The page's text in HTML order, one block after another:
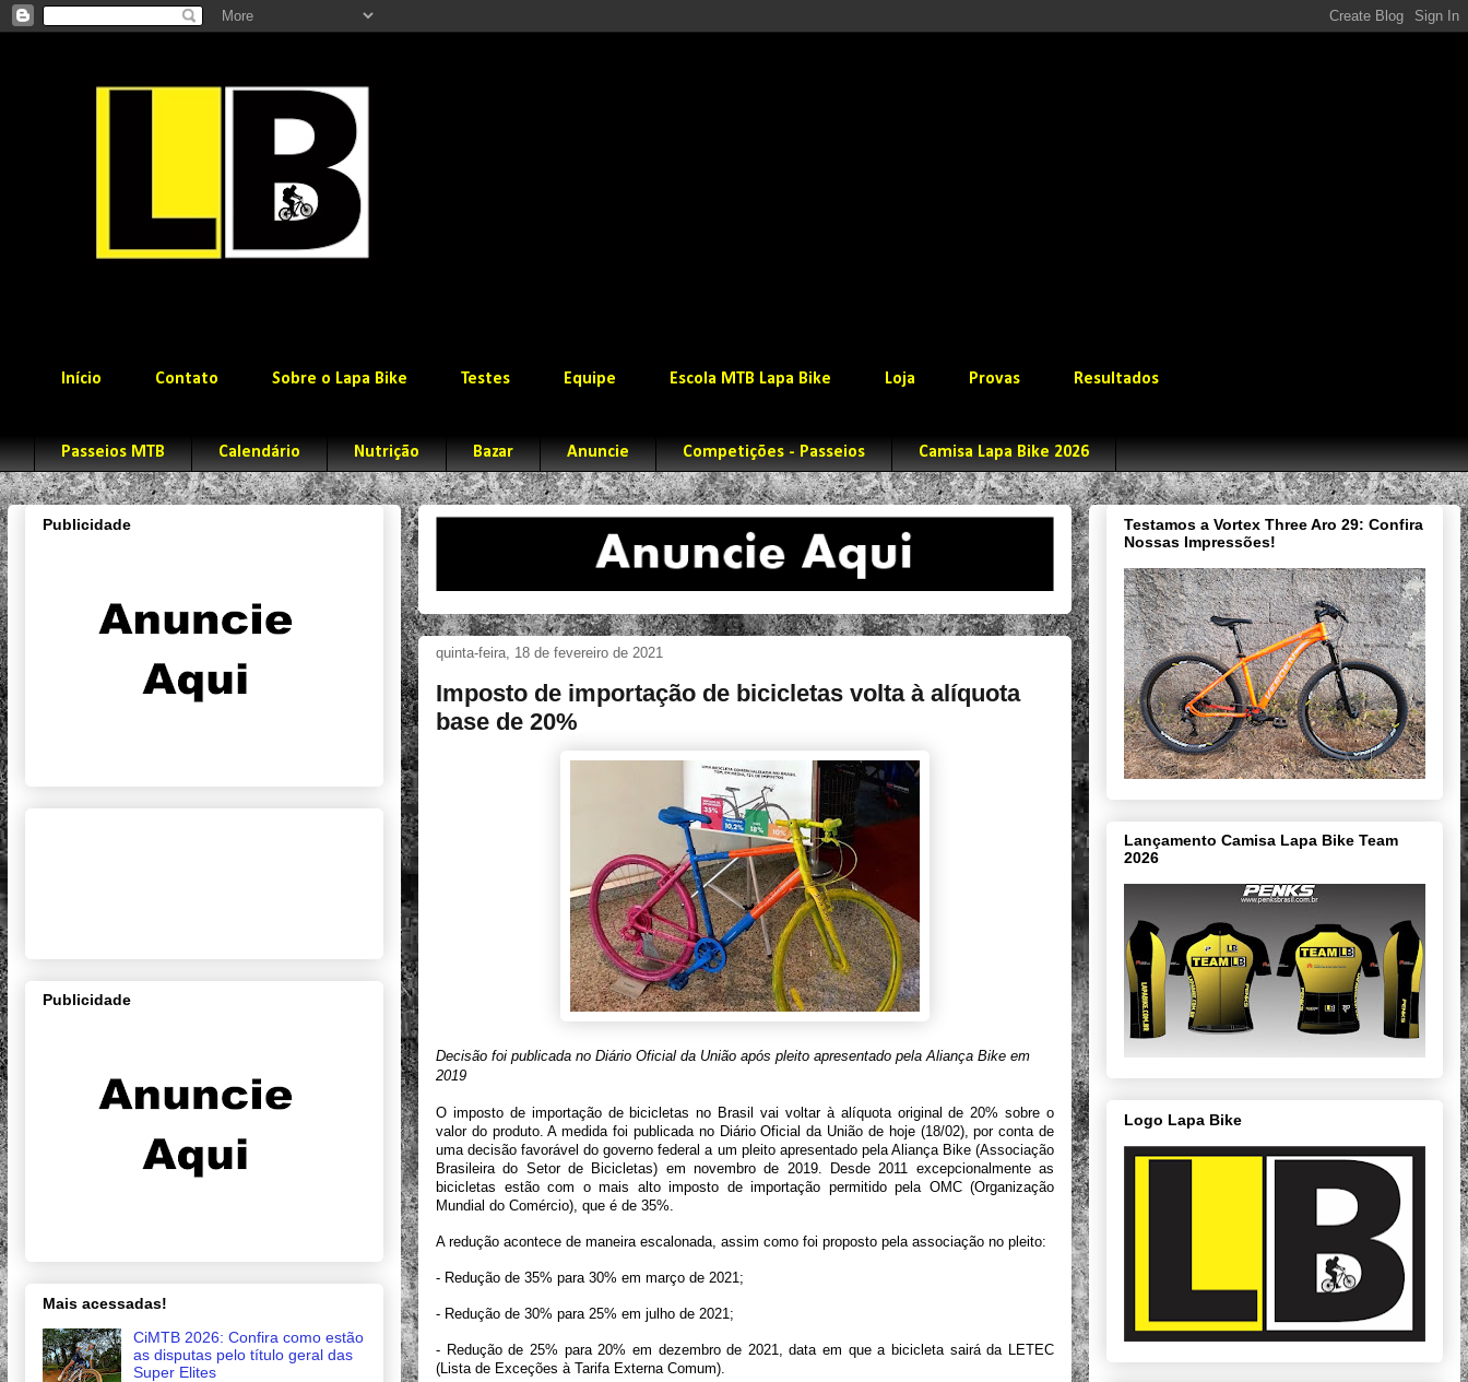
Início Contato Sobre o Lapa Bike Testes Equipe Escola MTB Lapa Bike Loja Provas Resultados
Passeios MTB Calendário Nutrição Bazar Anuncie Competições - Passeios Camisa Lapa Bike 2026
quinta-feira, 18 de fevereiro de 2021
Imposto de importação de bicicletas volta à alíquota
base de 20%
Decisão foi publicada no Diário Oficial da União após pleito apresentado pela Aliança Bike em
2019
O imposto de importação de bicicletas no Brasil vai voltar à alíquota original de 20% sobre o
valor do produto. A medida foi publicada no Diário Oficial da União de hoje (18/02), por conta de
uma decisão favorável do governo federal a um pleito apresentado pela Aliança Bike (Associação
Brasileira do Setor de Bicicletas) em novembro de 2019. Desde 2011 excepcionalmente as
bicicletas estão com o mais alto imposto de importação permitido pela OMC (Organização
Mundial do Comércio), que é de 35%.
A redução acontece de maneira escalonada, assim como foi proposto pela associação no pleito:
- Redução de 35% para 30% em março de 2021;
- Redução de 30% para 25% em julho de 2021;
- Redução de 25% para 20% em dezembro de 2021, data em que a bicicleta sairá da LETEC
(Lista de Exceções à Tarifa Externa Comum).
Publicidade
Publicidade
Mais acessadas!
CiMTB 2026: Confira como estão
as disputas pelo título geral das
Super Elites
Testamos a Vortex Three Aro 29: Confira
Nossas Impressões!
Lançamento Camisa Lapa Bike Team
2026
Logo Lapa Bike